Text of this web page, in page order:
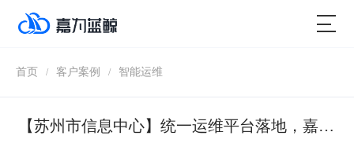
首页 / 客户案例 / 智能运维
【苏州市信息中心】统一运维平台落地，嘉为助力市级政府数字化转型！